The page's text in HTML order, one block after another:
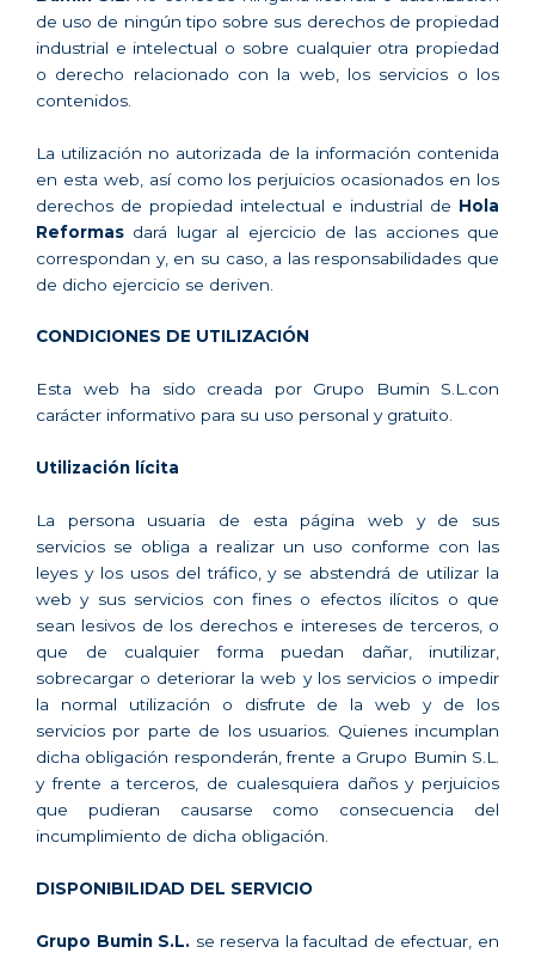
de uso de ningún tipo sobre sus derechos de propiedad
industrial e intelectual o sobre cualquier otra propiedad
o derecho relacionado con la web, los servicios o los
contenidos.
La utilización no autorizada de la información contenida
en esta web, así como los perjuicios ocasionados en los
derechos de propiedad intelectual e industrial de Hola
Reformas dará lugar al ejercicio de las acciones que
correspondan y, en su caso, a las responsabilidades que
de dicho ejercicio se deriven.
CONDICIONES DE UTILIZACIÓN
Esta web ha sido creada por Grupo Bumin S.L.con
carácter informativo para su uso personal y gratuito.
Utilización lícita
La persona usuaria de esta página web y de sus
servicios se obliga a realizar un uso conforme con las
leyes y los usos del tráfico, y se abstendrá de utilizar la
web y sus servicios con fines o efectos ilícitos o que
sean lesivos de los derechos e intereses de terceros, o
que de cualquier forma puedan dañar, inutilizar,
sobrecargar o deteriorar la web y los servicios o impedir
la normal utilización o disfrute de la web y de los
servicios por parte de los usuarios. Quienes incumplan
dicha obligación responderán, frente a Grupo Bumin S.L.
y frente a terceros, de cualesquiera daños y perjuicios
que pudieran causarse como consecuencia del
incumplimiento de dicha obligación.
DISPONIBILIDAD DEL SERVICIO
Grupo Bumin S.L. se reserva la facultad de efectuar, en